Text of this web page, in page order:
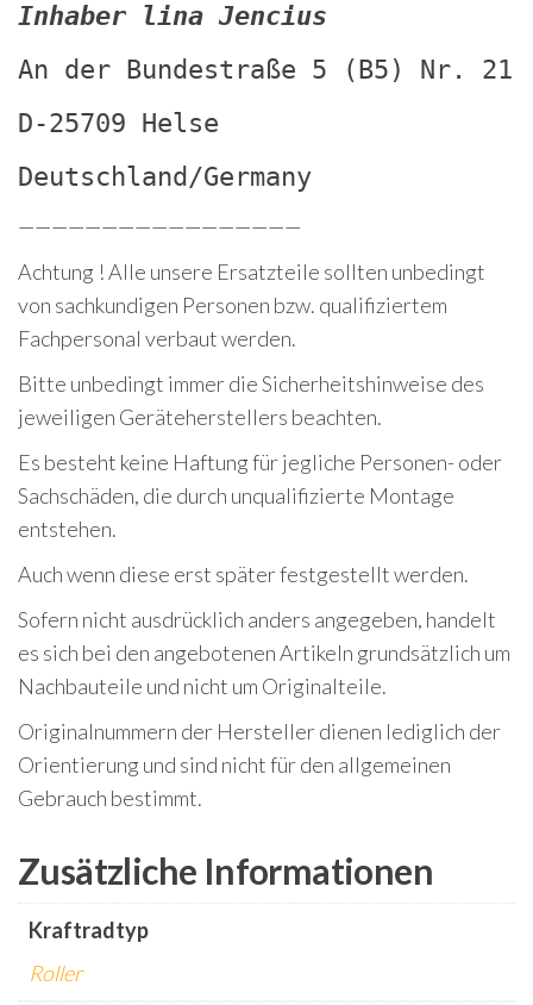
Inhaber lina Jencius
An der Bundestraße 5 (B5) Nr. 21
D-25709 Helse
Deutschland/Germany
—————————————————
Achtung ! Alle unsere Ersatzteile sollten unbedingt
von sachkundigen Personen bzw. qualifiziertem
Fachpersonal verbaut werden.
Bitte unbedingt immer die Sicherheitshinweise des
jeweiligen Geräteherstellers beachten.
Es besteht keine Haftung für jegliche Personen- oder
Sachschäden, die durch unqualifizierte Montage
entstehen.
Auch wenn diese erst später festgestellt werden.
Sofern nicht ausdrücklich anders angegeben, handelt
es sich bei den angebotenen Artikeln grundsätzlich um
Nachbauteile und nicht um Originalteile.
Originalnummern der Hersteller dienen lediglich der
Orientierung und sind nicht für den allgemeinen
Gebrauch bestimmt.
Zusätzliche Informationen
Kraftradtyp
Roller